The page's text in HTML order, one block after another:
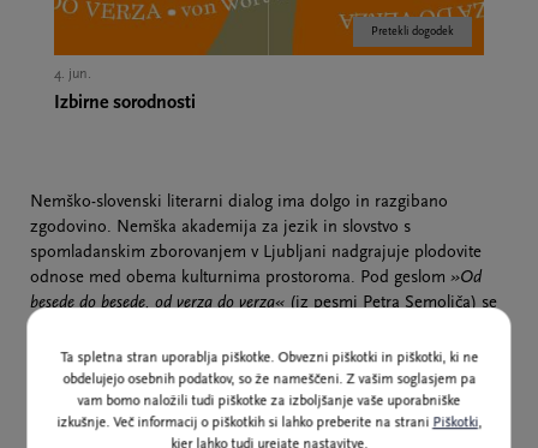
Pretekli dogodek
4. jun.
Izbirne sorodnosti
Nemško-slovenski literarni dialog ima dolgo in razgibano
zgodovino. Nemška akademija za jezik in slovstvo s
spomladanskim zborovanjem v Ljubljani nadgrajuje plodovite
odnose med obema kulturnima prostoroma. Pod geslom »Od
besede do besede, od verza do verza«(iz pesmi Petra Semoliča) se
slovenskimi in nemško govorečimi pisatelji in znanstveniki.
Konferenca bo med drugim tematizirala razmerje med jezikom,
literaturo in identiteto. Na branjih in pogovorih bodo nastopili
Ta spletna stran uporablja piškotke. Obvezni piškotki in piškotki, ki ne
obdelujejo osebnih podatkov, so že nameščeni. Z vašim soglasjem pa
vam bomo naložili tudi piškotke za izboljšanje vaše uporabniške
izkušnje. Več informacij o piškotkih si lahko preberite na strani Piškotki,
kjer lahko tudi urejate nastavitve.